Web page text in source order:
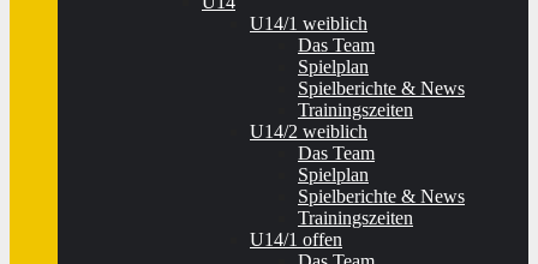
U14/1 weiblich
Das Team
Spielplan
Spielberichte & News
Trainingszeiten
U14/2 weiblich
Das Team
Spielplan
Spielberichte & News
Trainingszeiten
U14/1 offen